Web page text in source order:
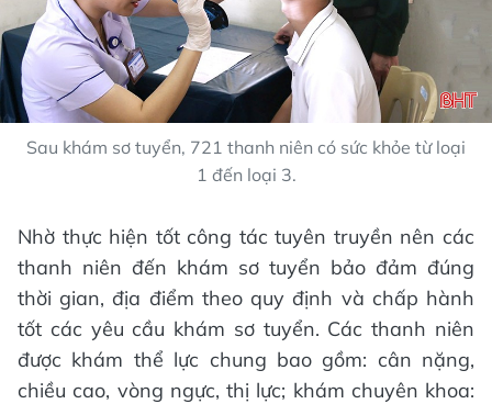
Sau khám sơ tuyển, 721 thanh niên có sức khỏe từ loại
1 đến loại 3.
Nhờ thực hiện tốt công tác tuyên truyền nên các
thanh niên đến khám sơ tuyển bảo đảm đúng
thời gian, địa điểm theo quy định và chấp hành
tốt các yêu cầu khám sơ tuyển. Các thanh niên
được khám thể lực chung bao gồm: cân nặng,
chiều cao, vòng ngực, thị lực; khám chuyên khoa: